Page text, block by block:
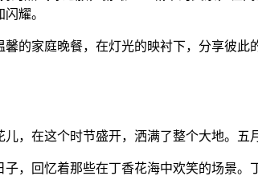
耀。
的家庭晚餐，在灯光的映衬下，分享彼
，在这个时节盛开，洒满了整个大地。
，回忆着那些在丁香花海中欢笑的场景